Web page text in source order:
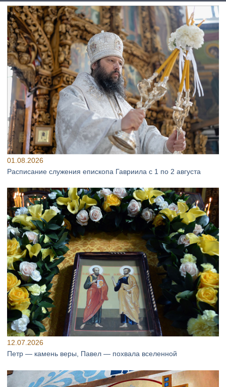
01.08.2026
Расписание служения епископа Гавриила с 1 по 2 августа
12.07.2026
Петр — камень веры, Павел — похвала вселенной